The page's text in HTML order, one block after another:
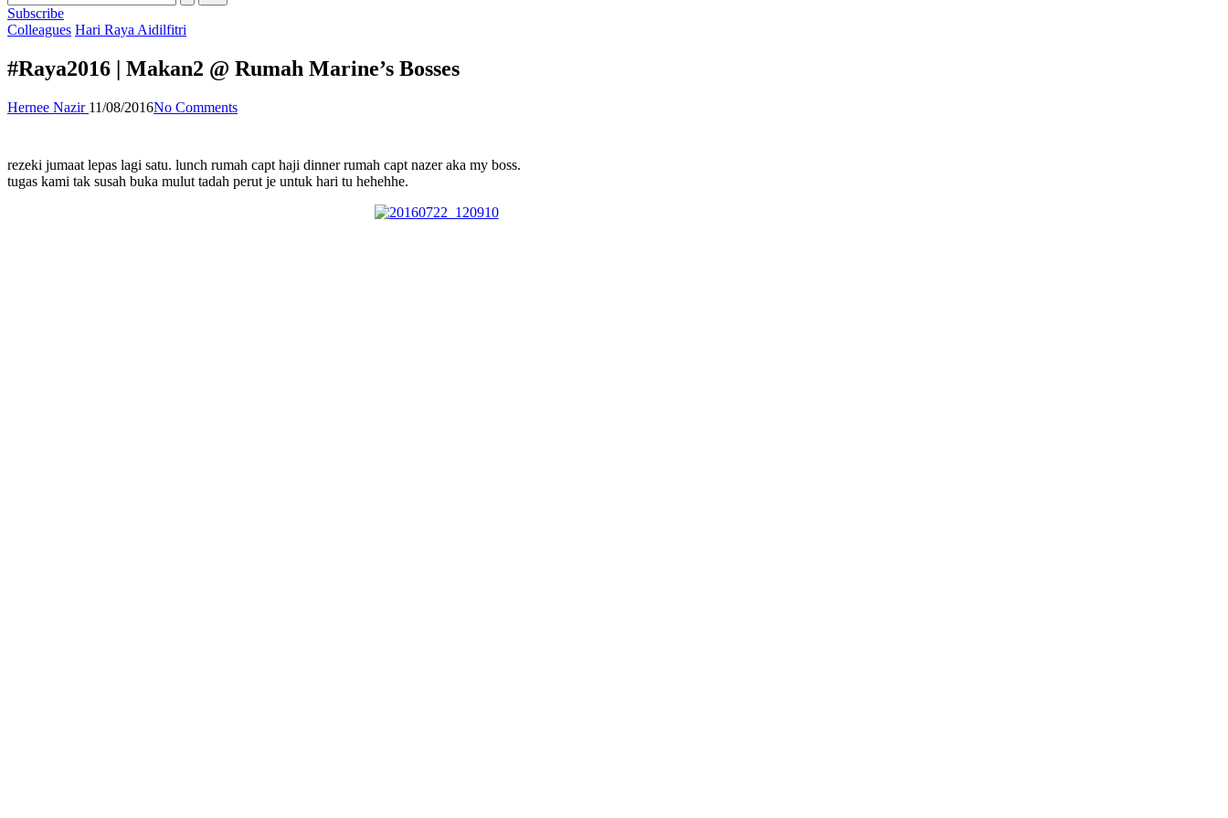
Subscribe
Posted
Colleagues Hari Raya Aidilfitri
#Raya2016 | Makan2 @ Rumah Marine’s Bosses
Posted
Hernee Nazir 11/08/2016No Comments
rezeki jumaat lepas lagi satu. lunch rumah capt haji dinner rumah capt nazer aka my boss.
tugas kami tak susah buka mulut tadah perut je untuk hari tu hehehhe.